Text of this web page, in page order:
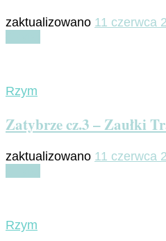
zaktualizowano 11 czerwca
Rzym
Zatybrze cz.3 – Zaułki
zaktualizowano 11 czerwca
Rzym